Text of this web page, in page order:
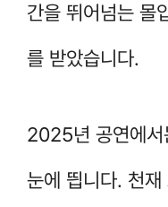
간을 뛰어넘는 몰
를 받았습니다.
2025년 공연에서
눈에 띕니다. 천재